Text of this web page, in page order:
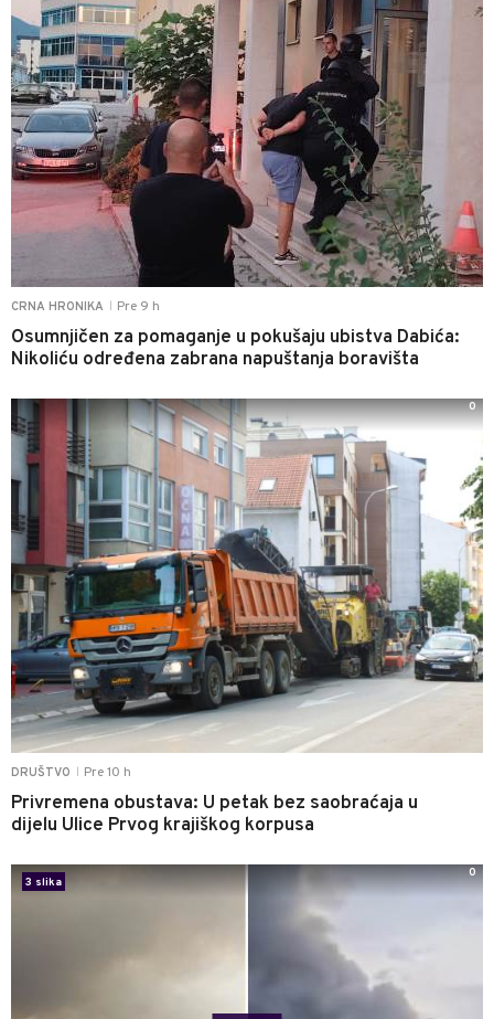
CRNA HRONIKA Pre 9 h
Osumnjičen za pomaganje u pokušaju ubistva Dabića:
Nikoliću određena zabrana napuštanja boravišta
DRUŠTVO Pre 10 h
Privremena obustava: U petak bez saobraćaja u
dijelu Ulice Prvog krajiškog korpusa
0
3 slika
0